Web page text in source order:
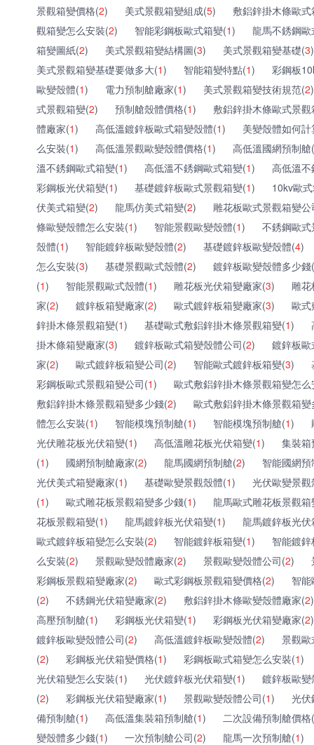
景觀箱變價格(2) 美式景觀箱變組成(5)
敷鋁鋅掛木條歐
觀箱變怎么安裝(2) 智能彩鋼板歐式箱變(1)
龍馬不銹鋼
箱變圖紙(2) 美式景觀箱變結構圖(3) 美式景觀箱變基礎(3)
美式景觀箱變基礎要做多大(1) 智能箱變特點(1)
彩鋼板
歐變殼體(1) 電力預制艙廠家(1) 美式景觀箱變技術規范(2)
式景觀箱變(2) 預制艙殼體價格(1)
敷鋁鋅掛木條歐式景
體廠家(1) 高低溫鍍鋅板歐式箱變殼體(1)
美變殼體如何計
么安裝(1) 高低溫景觀歐變殼體價格(1)
高低溫國網預制艙(
溫不銹鋼歐式箱變(1) 高低溫不銹鋼歐式箱變(1)
高低溫
彩鋼板光伏箱變(1) 基礎鍍鋅板歐式景觀箱變(1)
10kv歐
伏美式箱變(2) 龍馬仿美式箱變(2)
雕花板歐式景觀箱變公
條歐變殼體怎么安裝(1) 智能景觀歐變殼體(1)
不銹鋼歐
殼體(1) 智能鍍鋅板歐變殼體(2) 基礎鍍鋅板歐變殼體(4)
怎么安裝(3) 基礎景觀歐式殼體(2)
鍍鋅板歐變殼體多少錢(
(1) 智能景觀歐式殼體(1) 雕花板光伏箱變廠家(3)
雕
家(2) 鍍鋅板箱變廠家(2) 歐式鍍鋅板箱變廠家(3)
歐式
鋅掛木條景觀箱變(1) 基礎歐式敷鋁鋅掛木條景觀箱變(1)
掛木條箱變廠家(3) 鍍鋅板歐式箱變殼體公司(2)
鍍鋅板
家(2) 歐式鍍鋅板箱變公司(2) 智能歐式鍍鋅板箱變(3)
彩鋼板歐式景觀箱變公司(1)
歐式敷鋁鋅掛木條景觀箱變怎
敷鋁鋅掛木條景觀箱變多少錢(2)
歐式敷鋁鋅掛木條景觀箱
體怎么安裝(1) 智能模塊預制艙(1) 智能模塊預制艙(1)
光伏雕花板光伏箱變(1) 高低溫雕花板光伏箱變(1)
集裝
(1) 國網預制艙廠家(2) 龍馬國網預制艙(2)
智能國網
光伏美式箱變廠家(1) 基礎歐變景觀殼體(1)
光伏歐變景
(1) 歐式雕花板景觀箱變多少錢(1)
龍馬歐式雕花板景觀箱
花板景觀箱變(1) 龍馬鍍鋅板光伏箱變(1)
龍馬鍍鋅板光
歐式鍍鋅板箱變怎么安裝(2) 智能鍍鋅板箱變(1)
智能鍍
么安裝(2) 景觀歐變殼體廠家(2) 景觀歐變殼體公司(2)
彩鋼板景觀箱變廠家(2) 歐式彩鋼板景觀箱變價格(2)
智
(2) 不銹鋼光伏箱變廠家(2) 敷鋁鋅掛木條歐變殼體廠家(2)
高壓預制艙(1) 彩鋼板光伏箱變(1) 彩鋼板光伏箱變廠家(2)
鍍鋅板歐變殼體公司(2) 高低溫鍍鋅板歐變殼體(2)
景觀
(2) 彩鋼板光伏箱變價格(1) 彩鋼板歐式箱變怎么安裝(1)
光伏箱變怎么安裝(1) 光伏鍍鋅板光伏箱變(1)
鍍鋅板歐
(2) 彩鋼板光伏箱變廠家(1) 景觀歐變殼體公司(1)
光伏
備預制艙(1) 高低溫集裝箱預制艙(1)
二次設備預制艙價格(
變殼體多少錢(1) 一次預制艙公司(2) 龍馬一次預制艙(1)